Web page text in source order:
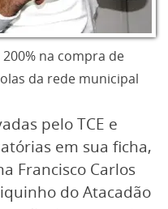
na compra de
da rede municipal
pelo TCE e
em sua ficha,
Francisco Carlos
do Atacadão